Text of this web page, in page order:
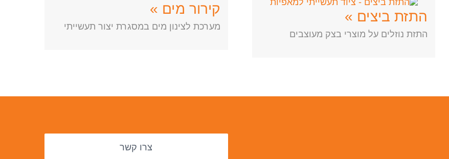
התזת ביצים »
התזת נוזלים על מוצרי בצק מעוצבים
קירור מים »
מערכת לצינון מים במסגרת יצור תעשייתי
צרו קשר